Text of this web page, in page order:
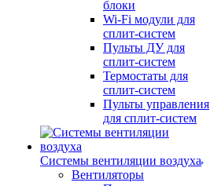
блоки
Wi-Fi модули для
сплит-систем
Пульты ДУ для
сплит-систем
Термостаты для
сплит-систем
Пульты управления
для сплит-систем
Системы вентиляции воздуха
Вентиляторы